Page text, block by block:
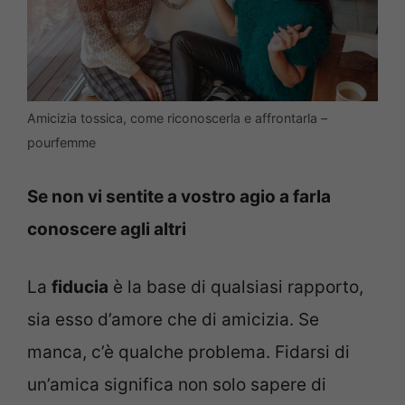
Amicizia tossica, come riconoscerla e affrontarla –
pourfemme
Se non vi sentite a vostro agio a farla
conoscere agli altri
La fiducia è la base di qualsiasi rapporto,
sia esso d’amore che di amicizia. Se
manca, c’è qualche problema. Fidarsi di
un’amica significa non solo sapere di